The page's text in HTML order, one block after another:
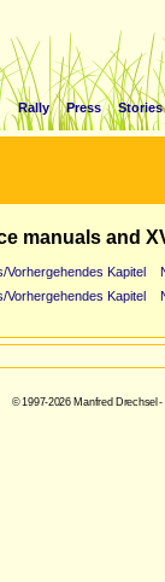
Rally Press Stories
manuals and
Vorhergehendes Kapitel
Vorhergehendes Kapitel
© 1997-2026 Manfred Drechsel